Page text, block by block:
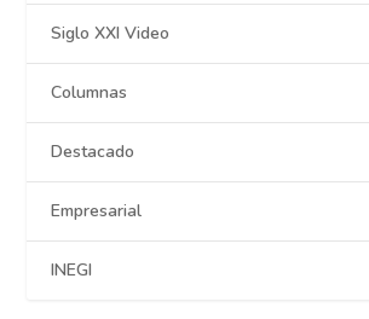
Siglo XXI Video
Columnas
Destacado
Empresarial
INEGI